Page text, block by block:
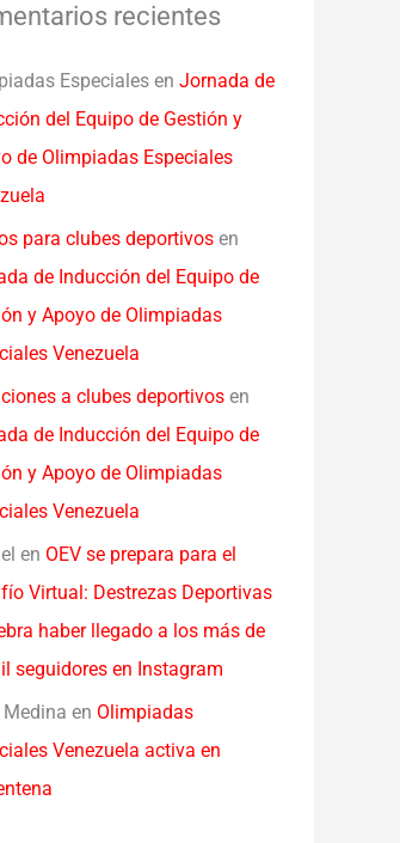
recientes
Especiales en Jornada de
del Equipo de Gestión y
de Olimpiadas Especiales
para clubes deportivos en
de Inducción del Equipo de
y Apoyo de Olimpiadas
Venezuela
a clubes deportivos en
de Inducción del Equipo de
y Apoyo de Olimpiadas
Venezuela
en OEV se prepara para el
Virtual: Destrezas Deportivas
haber llegado a los más de
seguidores en Instagram
en Olimpiadas
Venezuela activa en